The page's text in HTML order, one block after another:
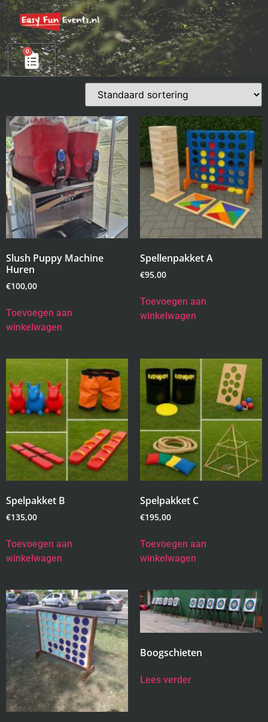
0
Slush Puppy Machine
Huren
€100,00
Toevoegen aan
winkelwagen
Spellenpakket A
€95,00
Toevoegen aan
winkelwagen
Spelpakket B
€135,00
Toevoegen aan
winkelwagen
Spelpakket C
€195,00
Toevoegen aan
winkelwagen
Boogschieten
Lees verder